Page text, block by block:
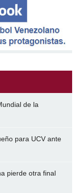
de la
para UCV ante
pierde otra final